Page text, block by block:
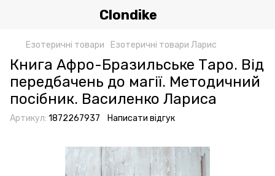
Clondike
Езотеричні товари Езотеричні товари Ларис
Книга Афро-Бразильське Таро. Від
передбачень до магії. Методичний
посібник. Василенко Лариса
Артикул: 1872267937 Написати відгук